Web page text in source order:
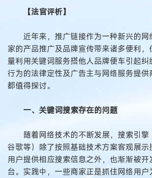
【法官评析】
近年来，推广链接作为一种新兴的网
家的产品推广及品牌宣传带来诸多便利
量利用关键词服务搭他人品牌便车引起
行为的法律定性及广告主与网络服务提供
都值得探讨。
一、关键词搜索存在的问题
随着网络技术的不断发展，搜索引擎
谷歌等）除了按照基础技术方案客观展示
用户提供相应搜索信息之外，也渐渐被
台。实践中，一些商家正是抓住网络用